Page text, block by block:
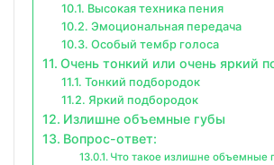
Высокая техника пения
Эмоциональная передача
Особый тембр голоса
Очень тонкий или очень яркий
Тонкий подбородок
Яркий подбородок
Излишне объемные губы
Вопрос-ответ:
Что такое излишне объемные